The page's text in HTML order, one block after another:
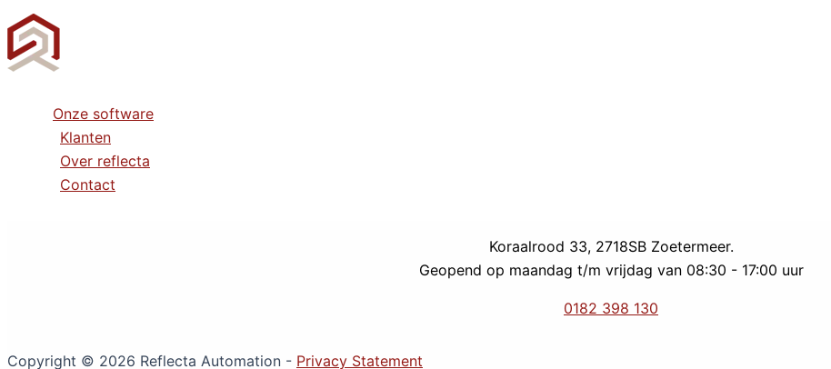
Onze software
Klanten
Over reflecta
Contact
Koraalrood 33, 2718SB Zoetermeer.
Geopend op maandag t/m vrijdag van 08:30 - 17:00 uur
0182 398 130
Copyright © 2026 Reflecta Automation - Privacy Statement